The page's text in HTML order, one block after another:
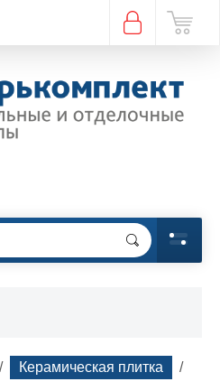
Керамическая плитка
  /